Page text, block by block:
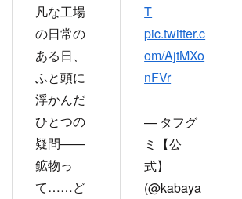
凡な工場
の日常の
ある日、
ふと頭に
浮かんだ
ひとつの
疑問——
鉱物っ
て……ど
T
pic.twitter.c
om/AjtMXo
nFVr
— タフグ
ミ【公
式】
(@kabaya